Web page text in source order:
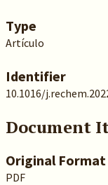
Type
Artículo
Identifier
10.1016/
Document
Original Format
PDF